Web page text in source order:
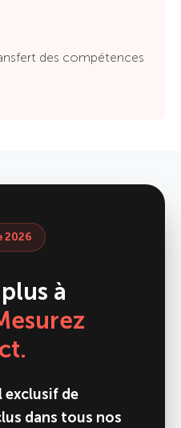
des compétences
2026
à
exclusif de
dans tous nos